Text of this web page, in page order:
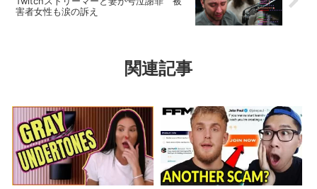
害者女性も涙の訴え
関連記事